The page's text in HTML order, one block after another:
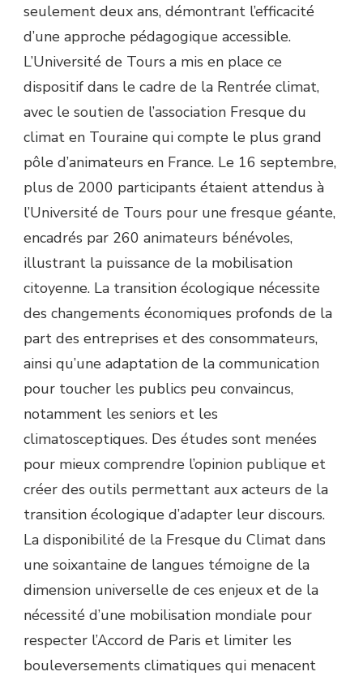
seulement deux ans, démontrant l’efficacité
d’une approche pédagogique accessible.
L’Université de Tours a mis en place ce
dispositif dans le cadre de la Rentrée climat,
avec le soutien de l’association Fresque du
climat en Touraine qui compte le plus grand
pôle d’animateurs en France. Le 16 septembre,
plus de 2000 participants étaient attendus à
l’Université de Tours pour une fresque géante,
encadrés par 260 animateurs bénévoles,
illustrant la puissance de la mobilisation
citoyenne. La transition écologique nécessite
des changements économiques profonds de la
part des entreprises et des consommateurs,
ainsi qu’une adaptation de la communication
pour toucher les publics peu convaincus,
notamment les seniors et les
climatosceptiques. Des études sont menées
pour mieux comprendre l’opinion publique et
créer des outils permettant aux acteurs de la
transition écologique d’adapter leur discours.
La disponibilité de la Fresque du Climat dans
une soixantaine de langues témoigne de la
dimension universelle de ces enjeux et de la
nécessité d’une mobilisation mondiale pour
respecter l’Accord de Paris et limiter les
bouleversements climatiques qui menacent